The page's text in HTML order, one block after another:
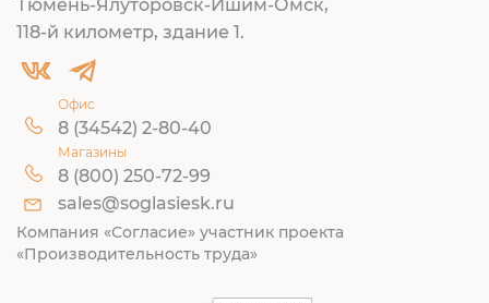
Тюмень-Ялуторовск-Ишим-Омск,
118-й километр, здание 1.
Офис
8 (34542) 2-80-40
Магазины
8 (800) 250-72-99
sales@soglasiesk.ru
Компания «Согласие» участник проекта
«Производительность труда»